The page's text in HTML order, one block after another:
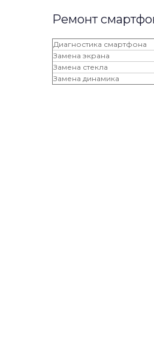
Ремонт
Диагностика смартфона
Замена экрана
Замена стекла
Замена динамика